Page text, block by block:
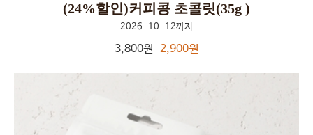
(24%할인)커피콩 초콜릿(35g )
2026-10-12까지
3,800원 2,900원